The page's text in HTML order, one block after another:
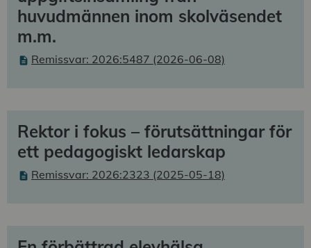
huvudmännen inom skolväsendet
m.m.
Remissvar: 2026:5487 (2026-06-08)
Rektor i fokus – förutsättningar för
ett pedagogiskt ledarskap
Remissvar: 2026:2323 (2025-05-18)